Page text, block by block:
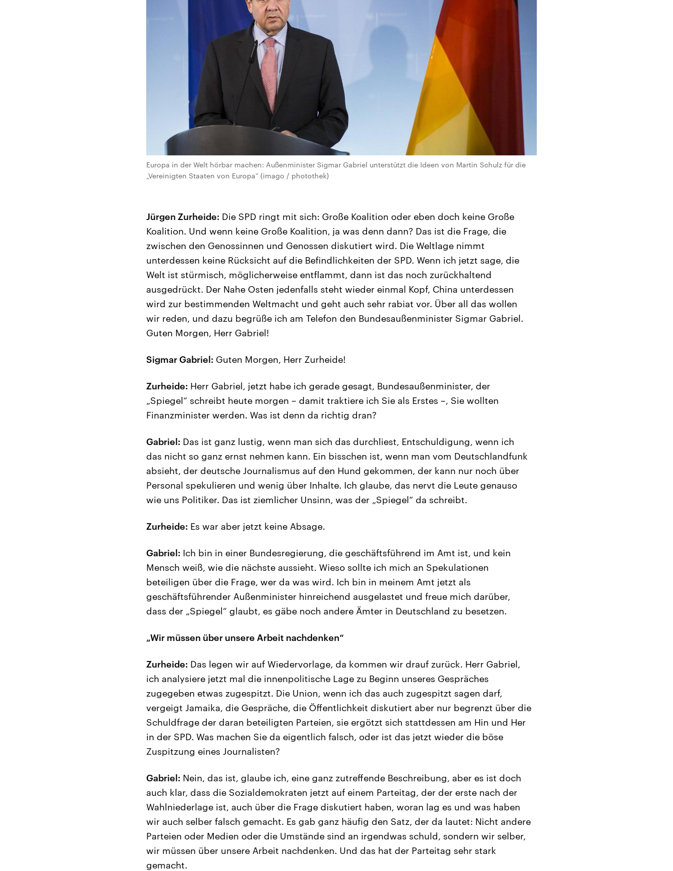
Europa in der Welt hörbar machen: Außenminister Sigmar Gabriel unterstützt die Ideen von Martin Schulz für die
„Vereinigten Staaten von Europa“ (imago / photothek)
Jürgen Zurheide: Die SPD ringt mit sich: Große Koalition oder eben doch keine Große
Koalition. Und wenn keine Große Koalition, ja was denn dann? Das ist die Frage, die
zwischen den Genossinnen und Genossen diskutiert wird. Die Weltlage nimmt
unterdessen keine Rücksicht auf die Befindlichkeiten der SPD. Wenn ich jetzt sage, die
Welt ist stürmisch, möglicherweise entflammt, dann ist das noch zurückhaltend
ausgedrückt. Der Nahe Osten jedenfalls steht wieder einmal Kopf, China unterdessen
wird zur bestimmenden Weltmacht und geht auch sehr rabiat vor. Über all das wollen
wir reden, und dazu begrüße ich am Telefon den Bundesaußenminister Sigmar Gabriel.
Guten Morgen, Herr Gabriel!
Sigmar Gabriel: Guten Morgen, Herr Zurheide!
Zurheide: Herr Gabriel, jetzt habe ich gerade gesagt, Bundesaußenminister, der
„Spiegel“ schreibt heute morgen – damit traktiere ich Sie als Erstes –, Sie wollten
Finanzminister werden. Was ist denn da richtig dran?
Gabriel: Das ist ganz lustig, wenn man sich das durchliest, Entschuldigung, wenn ich
das nicht so ganz ernst nehmen kann. Ein bisschen ist, wenn man vom Deutschlandfunk
absieht, der deutsche Journalismus auf den Hund gekommen, der kann nur noch über
Personal spekulieren und wenig über Inhalte. Ich glaube, das nervt die Leute genauso
wie uns Politiker. Das ist ziemlicher Unsinn, was der „Spiegel“ da schreibt.
Zurheide: Es war aber jetzt keine Absage.
Gabriel: Ich bin in einer Bundesregierung, die geschäftsführend im Amt ist, und kein
Mensch weiß, wie die nächste aussieht. Wieso sollte ich mich an Spekulationen
beteiligen über die Frage, wer da was wird. Ich bin in meinem Amt jetzt als
geschäftsführender Außenminister hinreichend ausgelastet und freue mich darüber,
dass der „Spiegel“ glaubt, es gäbe noch andere Ämter in Deutschland zu besetzen.
„Wir müssen über unsere Arbeit nachdenken“
Zurheide: Das legen wir auf Wiedervorlage, da kommen wir drauf zurück. Herr Gabriel,
ich analysiere jetzt mal die innenpolitische Lage zu Beginn unseres Gespräches
zugegeben etwas zugespitzt. Die Union, wenn ich das auch zugespitzt sagen darf,
vergeigt Jamaika, die Gespräche, die Öffentlichkeit diskutiert aber nur begrenzt über die
Schuldfrage der daran beteiligten Parteien, sie ergötzt sich stattdessen am Hin und Her
in der SPD. Was machen Sie da eigentlich falsch, oder ist das jetzt wieder die böse
Zuspitzung eines Journalisten?
Gabriel: Nein, das ist, glaube ich, eine ganz zutreffende Beschreibung, aber es ist doch
auch klar, dass die Sozialdemokraten jetzt auf einem Parteitag, der der erste nach der
Wahlniederlage ist, auch über die Frage diskutiert haben, woran lag es und was haben
wir auch selber falsch gemacht. Es gab ganz häufig den Satz, der da lautet: Nicht andere
Parteien oder Medien oder die Umstände sind an irgendwas schuld, sondern wir selber,
wir müssen über unsere Arbeit nachdenken. Und das hat der Parteitag sehr stark
gemacht.